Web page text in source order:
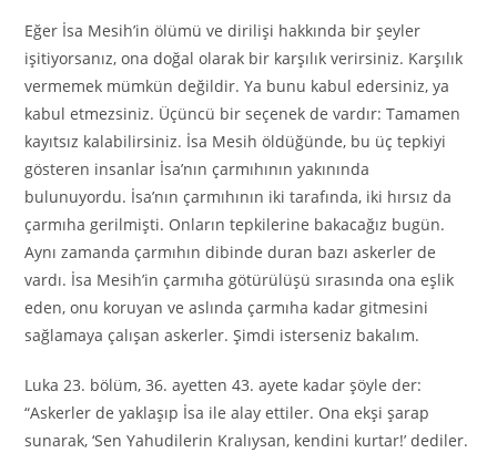
Eğer İsa Mesih’in ölümü ve dirilişi hakkında bir şeyler
işitiyorsanız, ona doğal olarak bir karşılık verirsiniz. Karşılık
vermemek mümkün değildir. Ya bunu kabul edersiniz, ya
kabul etmezsiniz. Üçüncü bir seçenek de vardır: Tamamen
kayıtsız kalabilirsiniz. İsa Mesih öldüğünde, bu üç tepkiyi
gösteren insanlar İsa’nın çarmıhının yakınında
bulunuyordu. İsa’nın çarmıhının iki tarafında, iki hırsız da
çarmıha gerilmişti. Onların tepkilerine bakacağız bugün.
Aynı zamanda çarmıhın dibinde duran bazı askerler de
vardı. İsa Mesih’in çarmıha götürülüşü sırasında ona eşlik
eden, onu koruyan ve aslında çarmıha kadar gitmesini
sağlamaya çalışan askerler. Şimdi isterseniz bakalım.
Luka 23. bölüm, 36. ayetten 43. ayete kadar şöyle der:
“Askerler de yaklaşıp İsa ile alay ettiler. Ona ekşi şarap
sunarak, ‘Sen Yahudilerin Kralıysan, kendini kurtar!’ dediler.